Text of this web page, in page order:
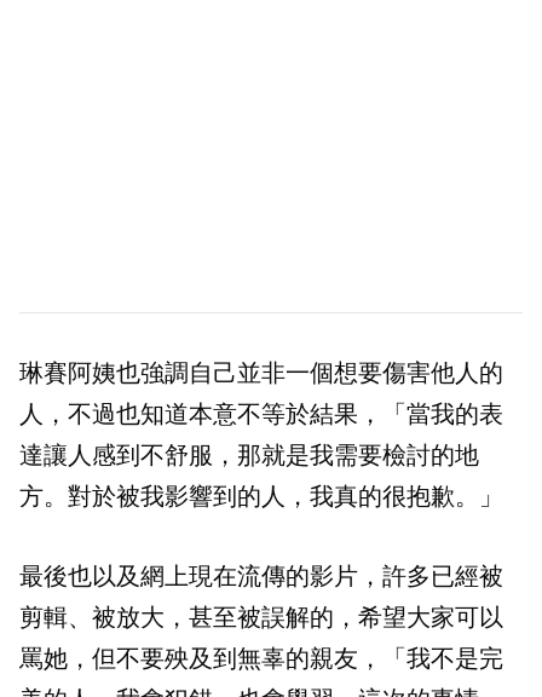
琳賽阿姨也強調自己並非一個想要傷害他人的
人，不過也知道本意不等於結果，「當我的表
達讓人感到不舒服，那就是我需要檢討的地
方。對於被我影響到的人，我真的很抱歉。」
最後也以及網上現在流傳的影片，許多已經被
剪輯、被放大，甚至被誤解的，希望大家可以
罵她，但不要殃及到無辜的親友，「我不是完